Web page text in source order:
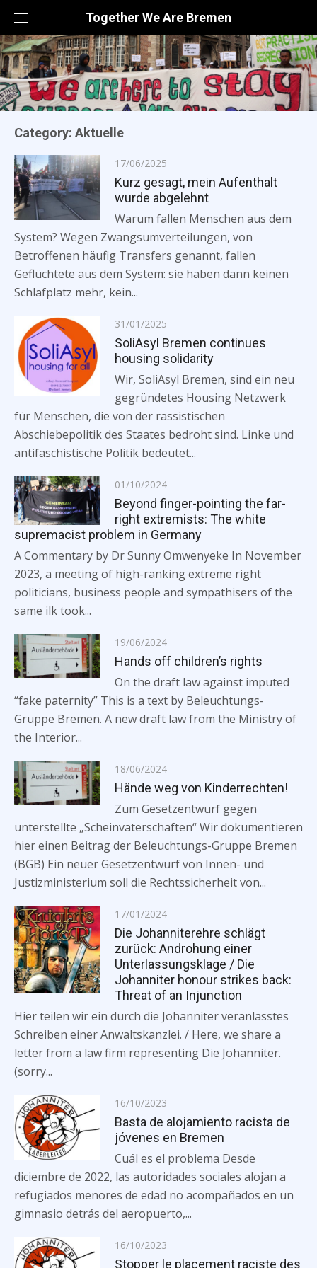
content
Together We Are Bremen
Category: Aktuelle
Posted
on
17/06/2025
Kurz gesagt, mein Aufenthalt
wurde abgelehnt
Warum fallen Menschen aus dem
System? Wegen Zwangsumverteilungen, von
Betroffenen häufig Transfers genannt, fallen
Geflüchtete aus dem System: sie haben dann keinen
Schlafplatz mehr, kein...
Posted
on
31/01/2025
SoliAsyl Bremen continues
housing solidarity
Wir, SoliAsyl Bremen, sind ein neu
gegründetes Housing Netzwerk
für Menschen, die von der rassistischen
Abschiebepolitik des Staates bedroht sind. Linke und
antifaschistische Politik bedeutet...
Posted
on
01/10/2024
Beyond finger-pointing the far-
right extremists: The white
supremacist problem in Germany
A Commentary by Dr Sunny Omwenyeke In November
2023, a meeting of high-ranking extreme right
politicians, business people and sympathisers of the
same ilk took...
Posted
on
19/06/2024
Hands off children’s rights
On the draft law against imputed
“fake paternity” This is a text by Beleuchtungs-
Gruppe Bremen. A new draft law from the Ministry of
the Interior...
Posted
on
18/06/2024
Hände weg von Kinderrechten!
Zum Gesetzentwurf gegen
unterstellte „Scheinvaterschaften“ Wir dokumentieren
hier einen Beitrag der Beleuchtungs-Gruppe Bremen
(BGB) Ein neuer Gesetzentwurf von Innen- und
Justizministerium soll die Rechtssicherheit von...
Posted
on
17/01/2024
Die Johanniterehre schlägt
zurück: Androhung einer
Unterlassungsklage / Die
Johanniter honour strikes back:
Threat of an Injunction
Hier teilen wir ein durch die Johanniter veranlasstes
Schreiben einer Anwaltskanzlei. / Here, we share a
letter from a law firm representing Die Johanniter.
(sorry...
Posted
on
16/10/2023
Basta de alojamiento racista de
jóvenes en Bremen
Cuál es el problema Desde
diciembre de 2022, las autoridades sociales alojan a
refugiados menores de edad no acompañados en un
gimnasio detrás del aeropuerto,...
Posted
on
16/10/2023
Stopper le placement raciste des